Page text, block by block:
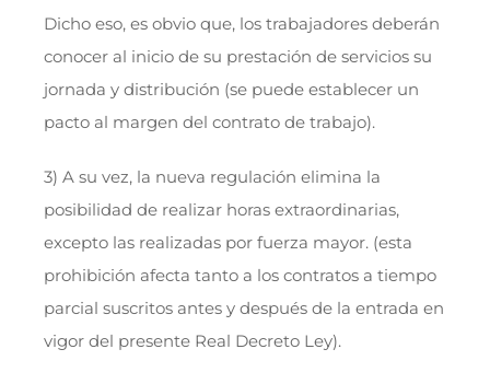
Dicho eso, es obvio que, los trabajadores deberán
conocer al inicio de su prestación de servicios su
jornada y distribución (se puede establecer un
pacto al margen del contrato de trabajo).
3) A su vez, la nueva regulación elimina la
posibilidad de realizar horas extraordinarias,
excepto las realizadas por fuerza mayor. (esta
prohibición afecta tanto a los contratos a tiempo
parcial suscritos antes y después de la entrada en
vigor del presente Real Decreto Ley).